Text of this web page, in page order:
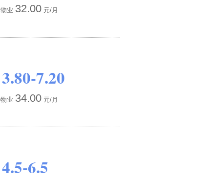
物业 32.00 元/月
3.80-7.20
物业 34.00 元/月
4.5-6.5